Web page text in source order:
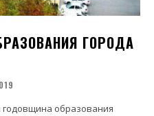
ГОРОДА
годовщина образования